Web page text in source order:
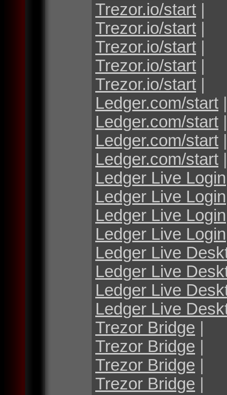
Trezor.io/start |
Trezor.io/start |
Trezor.io/start |
Trezor.io/start |
Trezor.io/start |
Ledger.com/start |
Ledger.com/start |
Ledger.com/start |
Ledger.com/start |
Ledger Live Login
Ledger Live Login
Ledger Live Login
Ledger Live Login
Ledger Live
Ledger Live
Ledger Live
Ledger Live
Trezor Bridge |
Trezor Bridge |
Trezor Bridge |
Trezor Bridge |